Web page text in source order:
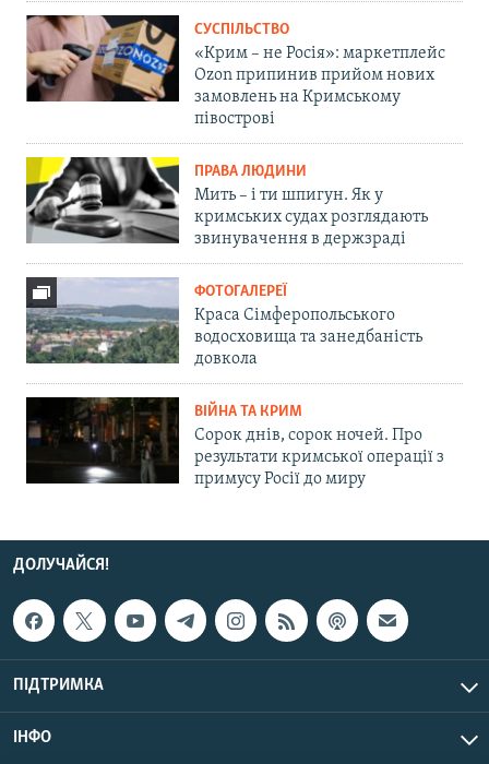
СУСПІЛЬСТВО
«Крим – не Росія»: маркетплейс
Ozon припинив прийом нових
замовлень на Кримському
півострові
ПРАВА ЛЮДИНИ
Мить – і ти шпигун. Як у
кримських судах розглядають
звинувачення в держзраді
ФОТОГАЛЕРЕЇ
Краса Сімферопольського
водосховища та занедбаність
довкола
ВІЙНА ТА КРИМ
Сорок днів, сорок ночей. Про
результати кримської операції з
примусу Росії до миру
ДОЛУЧАЙСЯ!
ПІДТРИМКА
ІНФО